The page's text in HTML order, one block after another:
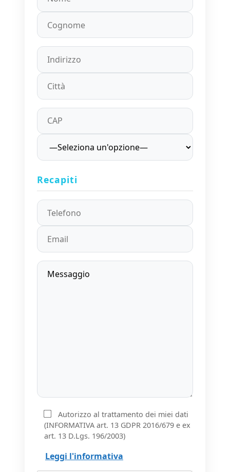
Recapiti
Autorizzo al trattamento dei miei dati
(INFORMATIVA art. 13 GDPR 2016/679 e ex
art. 13 D.Lgs. 196/2003)
Leggi l'informativa